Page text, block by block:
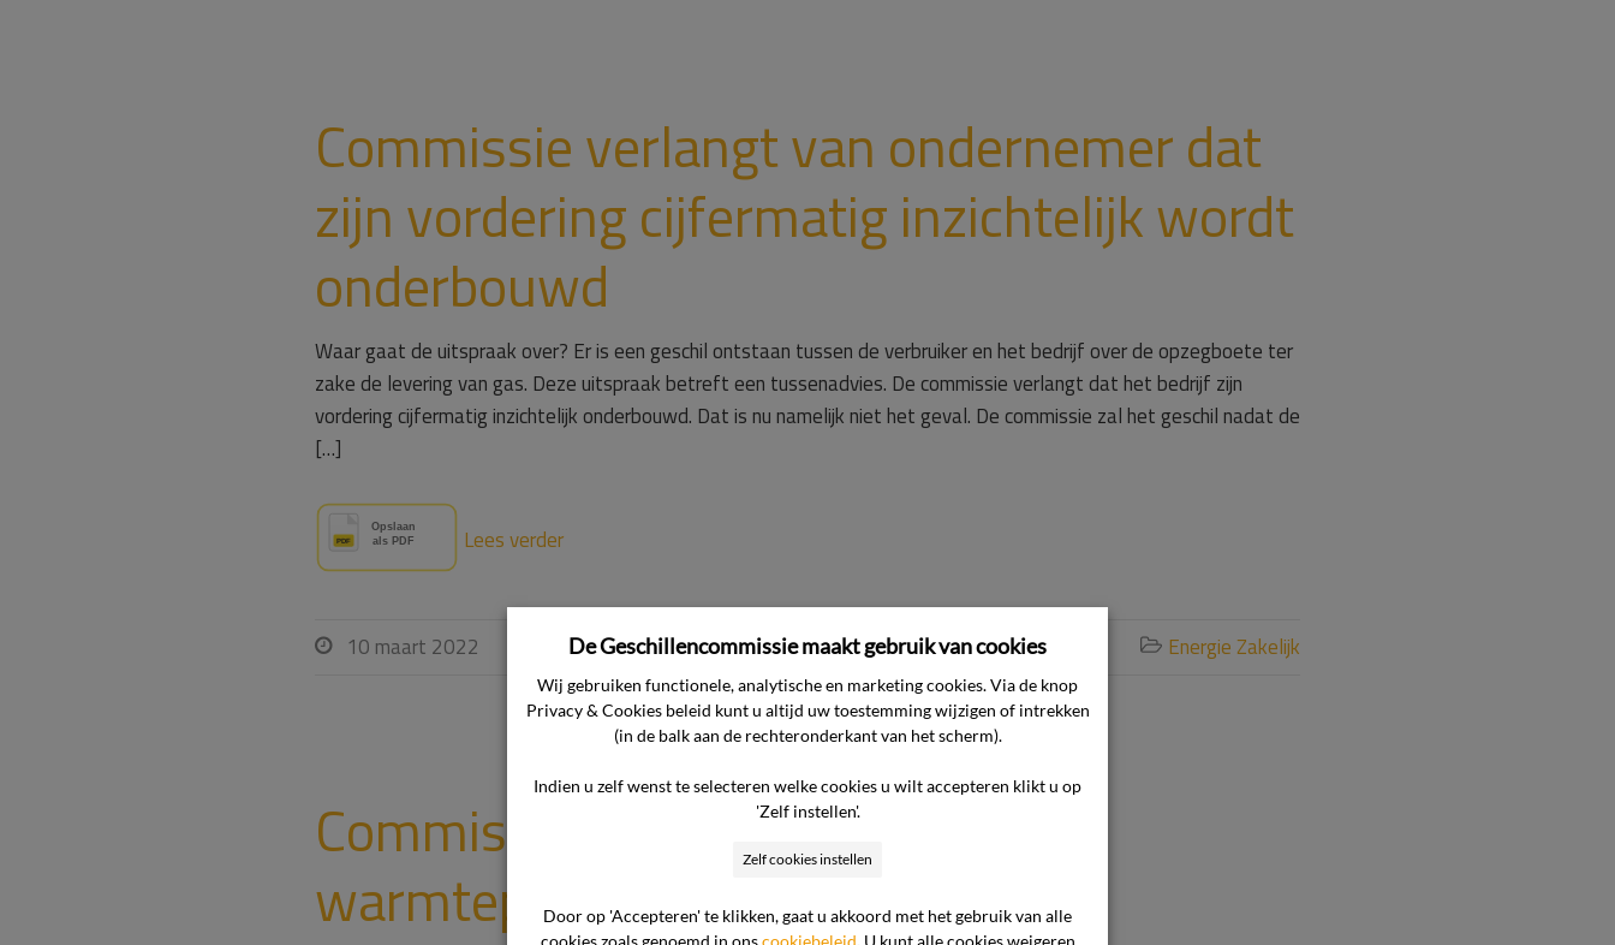
Commissie verlangt van ondernemer dat
zijn vordering cijfermatig inzichtelijk wordt
onderbouwd
Waar gaat de uitspraak over? Er is een geschil ontstaan tussen de verbruiker en het bedrijf over de opzegboete ter
zake de levering van gas. Deze uitspraak betreft een tussenadvies. De commissie verlangt dat het bedrijf zijn
vordering cijfermatig inzichtelijk onderbouwd. Dat is nu namelijk niet het geval. De commissie zal het geschil nadat de
[…]
Lees verder
 10 maart 2022  Energie Zakelijk
Commissie verzoekt consument
warmtepomp te laten herstellen
De Geschillencommissie maakt gebruik van cookies
Wij gebruiken functionele, analytische en marketing cookies. Via de knop
Privacy & Cookies beleid kunt u altijd uw toestemming wijzigen of intrekken
(in de balk aan de rechteronderkant van het scherm).
Indien u zelf wenst te selecteren welke cookies u wilt accepteren klikt u op
'Zelf instellen'.
Zelf cookies instellen
Door op 'Accepteren' te klikken, gaat u akkoord met het gebruik van alle
cookies zoals genoemd in onscookiebeleid. U kunt alle cookies weigeren